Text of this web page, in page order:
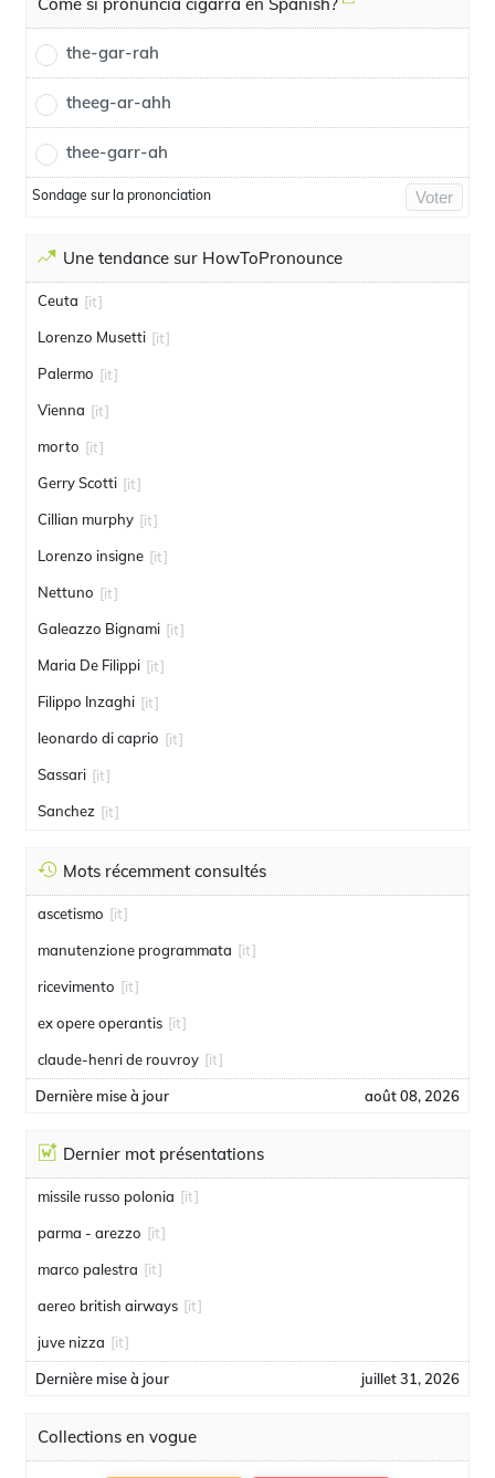
the-gar-rah
theeg-ar-ahh
thee-garr-ah
Sondage sur la prononciation Voter
Une tendance sur HowToPronounce
Ceuta [it]
Lorenzo Musetti [it]
Palermo [it]
Vienna [it]
morto [it]
Gerry Scotti [it]
Cillian murphy [it]
Lorenzo insigne [it]
Nettuno [it]
Galeazzo Bignami [it]
Maria De Filippi [it]
Filippo Inzaghi [it]
leonardo di caprio [it]
Sassari [it]
Sanchez [it]
Mots récemment consultés
ascetismo [it]
manutenzione programmata [it]
ricevimento [it]
ex opere operantis [it]
claude-henri de rouvroy [it]
Dernière mise à jour août 08, 2026
Dernier mot présentations
missile russo polonia [it]
parma - arezzo [it]
marco palestra [it]
aereo british airways [it]
juve nizza [it]
Dernière mise à jour juillet 31, 2026
Collections en vogue